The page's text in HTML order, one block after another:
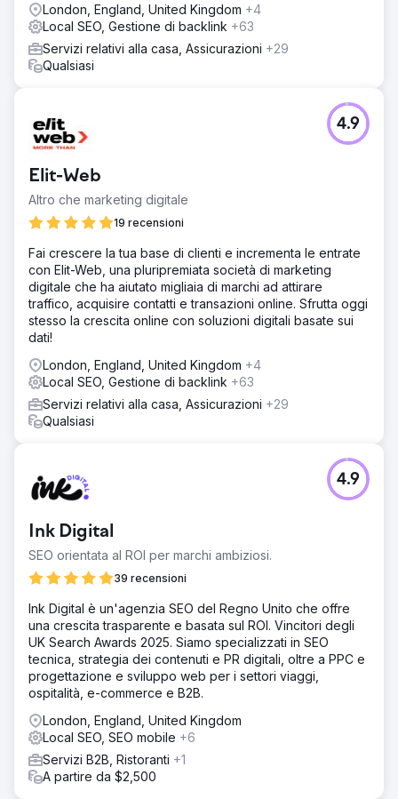
London, England, United Kingdom +4
Local SEO, Gestione di backlink +63
Servizi relativi alla casa, Assicurazioni +29
Qualsiasi
Elit-Web
Altro che marketing digitale
19 recensioni
4.9
Fai crescere la tua base di clienti e incrementa le entrate
con Elit-Web, una pluripremiata società di marketing
digitale che ha aiutato migliaia di marchi ad attirare
traffico, acquisire contatti e transazioni online. Sfrutta oggi
stesso la crescita online con soluzioni digitali basate sui
dati!
London, England, United Kingdom +4
Local SEO, Gestione di backlink +63
Servizi relativi alla casa, Assicurazioni +29
Qualsiasi
Ink Digital
SEO orientata al ROI per marchi ambiziosi.
39 recensioni
4.9
Ink Digital è un'agenzia SEO del Regno Unito che offre
una crescita trasparente e basata sul ROI. Vincitori degli
UK Search Awards 2025. Siamo specializzati in SEO
tecnica, strategia dei contenuti e PR digitali, oltre a PPC e
progettazione e sviluppo web per i settori viaggi,
ospitalità, e-commerce e B2B.
London, England, United Kingdom
Local SEO, SEO mobile +6
Servizi B2B, Ristoranti +1
A partire da $2,500